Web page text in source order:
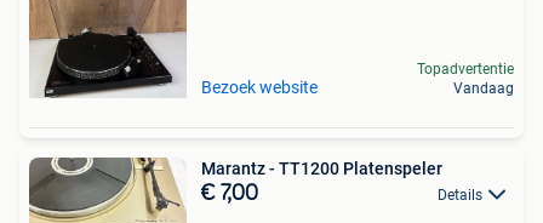
Bezoek website
Topadvertentie
Vandaag
Marantz - TT1200 Platenspeler
€ 7,00 Details